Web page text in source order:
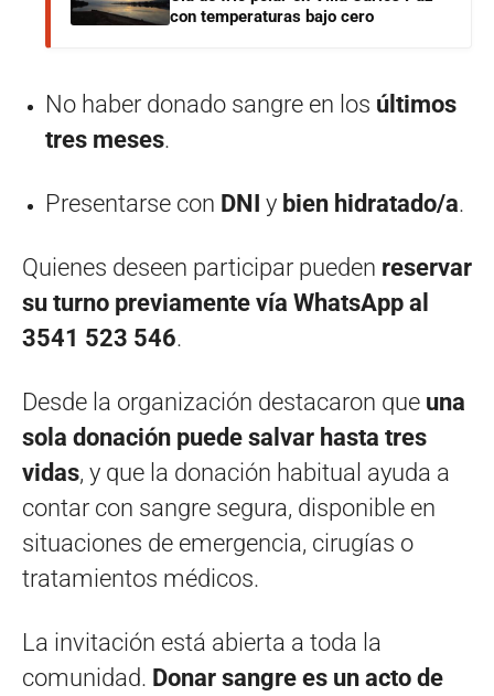
con temperaturas bajo cero
No haber donado sangre en los últimos
tres meses.
Presentarse con DNI y bien hidratado/a.
Quienes deseen participar pueden reservar
su turno previamente vía WhatsApp al
3541 523 546.
Desde la organización destacaron que una
sola donación puede salvar hasta tres
vidas, y que la donación habitual ayuda a
contar con sangre segura, disponible en
situaciones de emergencia, cirugías o
tratamientos médicos.
La invitación está abierta a toda la
comunidad. Donar sangre es un acto de